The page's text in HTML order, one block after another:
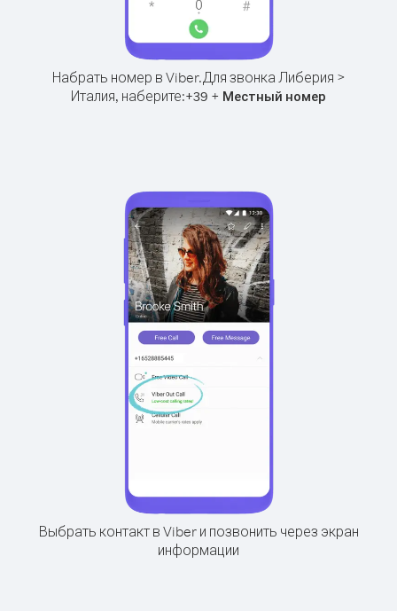
Набрать номер в Viber.Для звонка Либерия >
Италия, наберите:+39 + Местный номер
Выбрать контакт в Viber и позвонить через экран
информации